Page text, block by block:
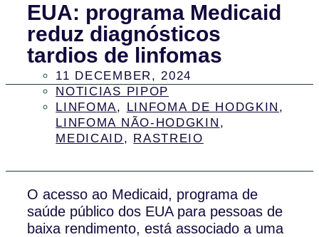
EUA: programa Medicaid
reduz diagnósticos
tardios de linfomas
11 DECEMBER, 2024
NOTICIAS PIPOP
LINFOMA, LINFOMA DE HODGKIN ,
LINFOMA NÃO-HODGKIN ,
MEDICAID, RASTREIO
O acesso ao Medicaid, programa de
saúde público dos EUA para pessoas de
baixa rendimento, está associado a uma